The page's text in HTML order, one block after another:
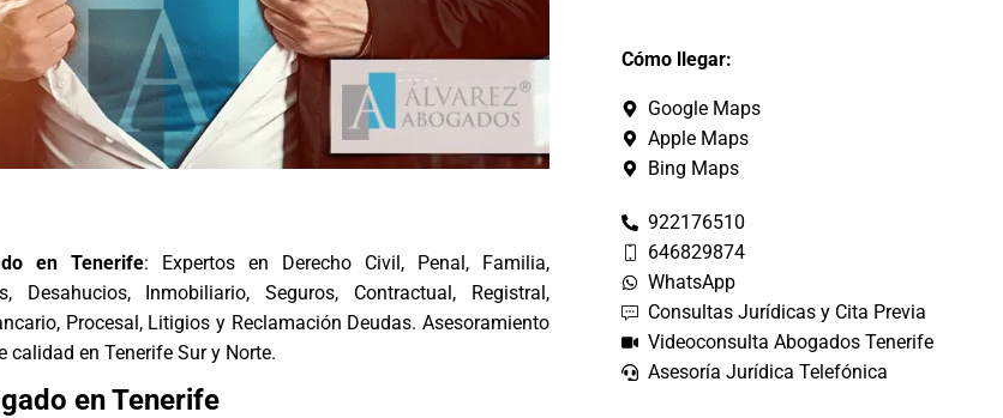
en Tenerife: Expertos en Derecho Civil, Penal, Familia,
Desahucios, Inmobiliario, Seguros, Contractual, Registral,
Procesal, Litigios y Reclamación Deudas. Asesoramiento
calidad en Tenerife Sur y Norte.
en Tenerife
Cómo llegar:
Google Maps
Apple Maps
Bing Maps
922176510
646829874
WhatsApp
Consultas Jurídicas y Cita Previa
Videoconsulta Abogados Tenerife
Asesoría Jurídica Telefónica